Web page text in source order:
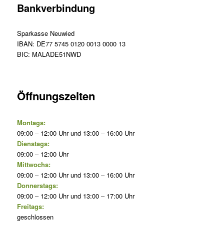
Bankverbindung
Sparkasse Neuwied
IBAN: DE77 5745 0120 0013 0000 13
BIC: MALADE51NWD
Öffnungszeiten
Montags:
09:00 – 12:00 Uhr und 13:00 – 16:00 Uhr
Dienstags:
09:00 – 12:00 Uhr
Mittwochs:
09:00 – 12:00 Uhr und 13:00 – 16:00 Uhr
Donnerstags:
09:00 – 12:00 Uhr und 13:00 – 17:00 Uhr
Freitags:
geschlossen